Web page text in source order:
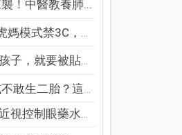
！中醫教養肺...
模式禁3C，看...
，就要被貼「...
敢生二胎？這8...
控制眼藥水納...